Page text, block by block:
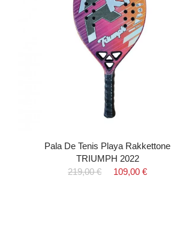
Pala De Tenis Playa Rakkettone
TRIUMPH 2022
219,00 €
109,00 €